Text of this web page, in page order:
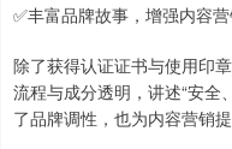
✅丰富品牌故事，增强内容
除了获得认证证书与使用印
流程与成分透明，讲述“安全
了品牌调性，也为内容营销提